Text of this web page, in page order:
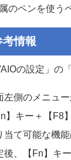
のペンを使う
考情報
の設定」の
左側のメニュ
】キー＋【F8
当て可能な機
後、【Fn】キ